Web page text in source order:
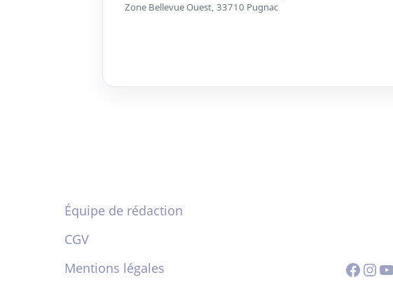
Zone Bellevue Ouest, 33710 Pugnac
Équipe de rédaction
CGV
Mentions légales